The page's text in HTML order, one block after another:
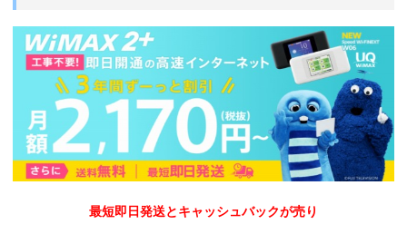
最短即日発送とキャッシュバックが売り